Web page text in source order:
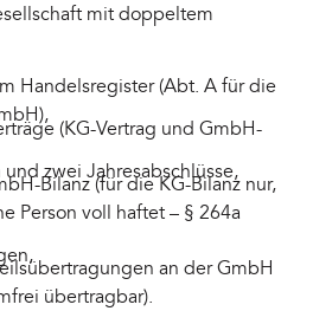
mit doppeltem
Handelsregister (Abt. A für die
(KG-Vertrag und GmbH-
zwei Jahresabschlüsse,
Bilanz (für die KG-Bilanz nur,
Person voll haftet – § 264a
an der GmbH
übertragbar).